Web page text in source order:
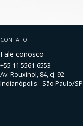
CONTATO
Fale conosco
+55 11 5561-6553
Av. Rouxinol, 84, cj. 92
Indianópolis - São Paulo/SP